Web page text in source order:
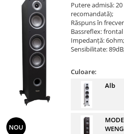
NOU
Putere admisă:
recomandată);
Răspuns în
Bassreflex:
Impedanță: 6ohm;
Sensibilitate:
Culoare:
Alb